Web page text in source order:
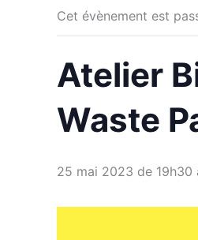
Cet évènement est
Atelier
Waste
25 mai 2023 de 19h30